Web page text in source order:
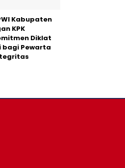
Kabupaten
KPK
Diklat
bagi Pewarta